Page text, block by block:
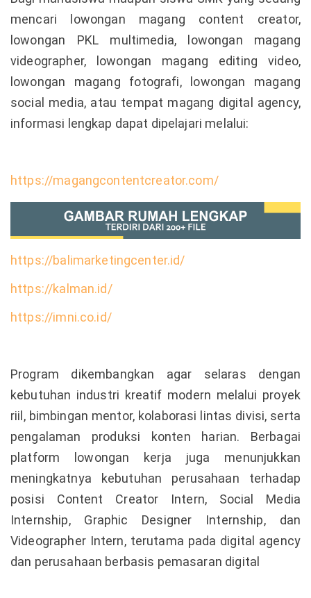
mencari lowongan magang content creator,
lowongan PKL multimedia, lowongan magang
videographer, lowongan magang editing video,
lowongan magang fotografi, lowongan magang
social media, atau tempat magang digital agency,
informasi lengkap dapat dipelajari melalui:
https://magangcontentcreator.com/
https://balimarketingcenter.id/
https://kalman.id/
https://imni.co.id/
Program dikembangkan agar selaras dengan
kebutuhan industri kreatif modern melalui proyek
riil, bimbingan mentor, kolaborasi lintas divisi, serta
pengalaman produksi konten harian. Berbagai
platform lowongan kerja juga menunjukkan
meningkatnya kebutuhan perusahaan terhadap
posisi Content Creator Intern, Social Media
Internship, Graphic Designer Internship, dan
Videographer Intern, terutama pada digital agency
dan perusahaan berbasis pemasaran digital